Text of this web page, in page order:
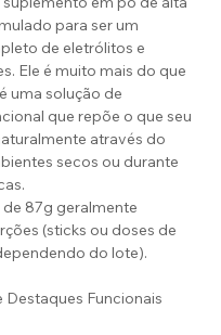
para ser um
de eletrólitos e
Ele é muito mais do que
uma solução de
que repõe o que seu
através do
secos ou durante
87g geralmente
(sticks ou doses de
do lote).
Destaques Funcionais